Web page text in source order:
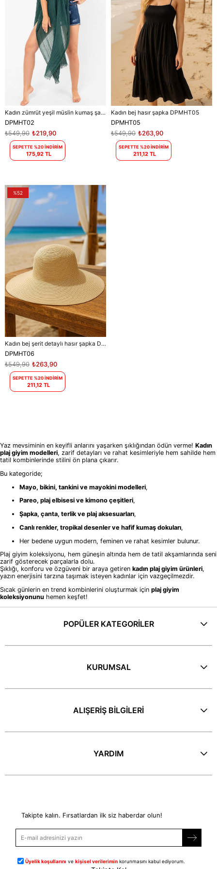
Kadın zümrüt yeşil müslin kumaş şal pareo DPMHT02
DPMHT02
₺219,90
₺549,90
SEPETTE %20 İNDİRİM
175,92 TL
Kadın bej hasır şapka DPMHT05
DPMHT05
₺263,90
₺549,90
SEPETTE %20 İNDİRİM
211,12 TL
Kadın bej şerit detaylı hasır şapka DPMHT06
DPMHT06
₺263,90
₺549,90
SEPETTE %20 İNDİRİM
211,12 TL
%52
Yaz mevsiminin en keyifli anlarını yaşarken şıklığından ödün verme! Kadın
plaj giyim modelleri, zarif detayları ve rahat kesimleriyle hem sahilde hem
tatil kombinlerinde stilini ön plana çıkarır.
Bu kategoride;
Mayo, bikini, tankini ve mayokini modelleri,
Pareo, plaj elbisesi ve kimono çeşitleri,
Şapka, çanta, terlik ve plaj aksesuarları,
Canlı renkler, tropikal desenler ve hafif kumaş dokuları,
Her bedene uygun modern, feminen ve rahat kesimler bulunur.
Plaj giyim koleksiyonu, hem güneşin altında hem de tatil akşamlarında seni
zarif gösterecek parçalarla dolu.
Şıklığı, konforu ve özgüveni bir araya getiren kadın plaj giyim ürünleri,
yazın enerjisini tarzına taşımak isteyen kadınlar için vazgeçilmezdir.
Sıcak günlerin en trend kombinlerini oluşturmak için plaj giyim
koleksiyonunu hemen keşfet!
POPÜLER KATEGORİLER
KURUMSAL
ALIŞERİŞ BİLGİLERİ
YARDIM
Takipte kalın. Fırsatlardan ilk siz haberdar olun!
Üyelik koşullarını vekişisel verilerimin korunmasını kabul ediyorum.